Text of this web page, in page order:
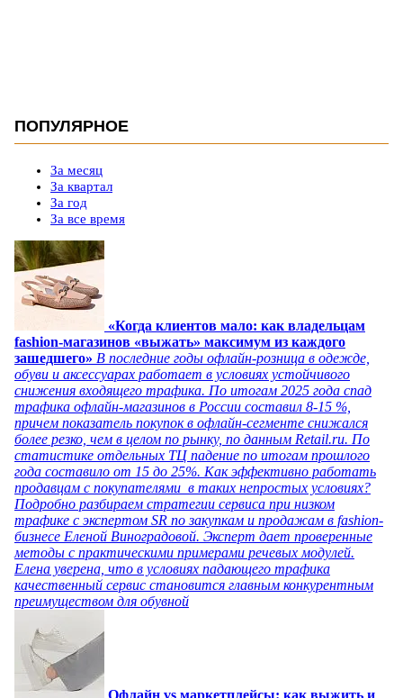
ПОПУЛЯРНОЕ
За месяц
За квартал
За год
За все время
«Когда клиентов мало: как владельцам
fashion-магазинов «выжать» максимум из каждого
зашедшего» В последние годы офлайн-розница в одежде,
обуви и аксессуарах работает в условиях устойчивого
снижения входящего трафика. По итогам 2025 года спад
трафика офлайн-магазинов в России составил 8-15 %,
причем показатель покупок в офлайн-сегменте снижался
более резко, чем в целом по рынку, по данным Retail.ru. По
статистике отдельных ТЦ падение по итогам прошлого
года составило от 15 до 25%. Как эффективно работать
продавцам с покупателями в таких непростых условиях?
Подробно разбираем стратегии сервиса при низком
трафике с экспертом SR по закупкам и продажам в fashion-
бизнесе Еленой Виноградовой. Эксперт дает проверенные
методы с практическими примерами речевых модулей.
Елена уверена, что в условиях падающего трафика
качественный сервис становится главным конкурентным
преимуществом для обувной
Офлайн vs маркетплейсы: как выжить и